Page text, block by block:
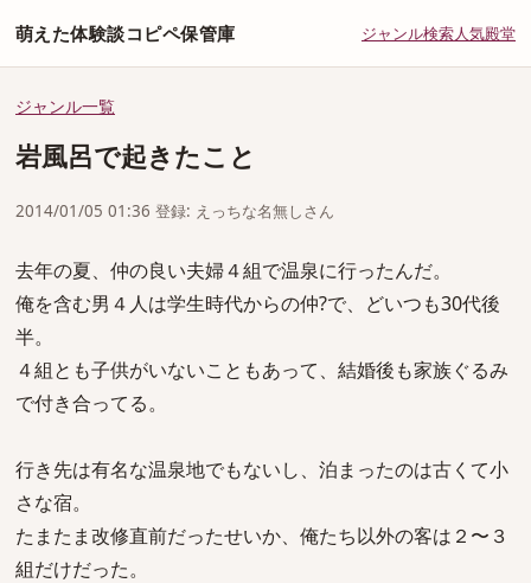
萌えた体験談コピペ保管庫 ジャンル検索人気殿堂
ジャンル一覧
岩風呂で起きたこと
2014/01/05 01:36 登録: えっちな名無しさん
去年の夏、仲の良い夫婦４組で温泉に行ったんだ。
俺を含む男４人は学生時代からの仲?で、どいつも30代後
半。
４組とも子供がいないこともあって、結婚後も家族ぐるみ
で付き合ってる。
行き先は有名な温泉地でもないし、泊まったのは古くて小
さな宿。
たまたま改修直前だったせいか、俺たち以外の客は２〜３
組だけだった。